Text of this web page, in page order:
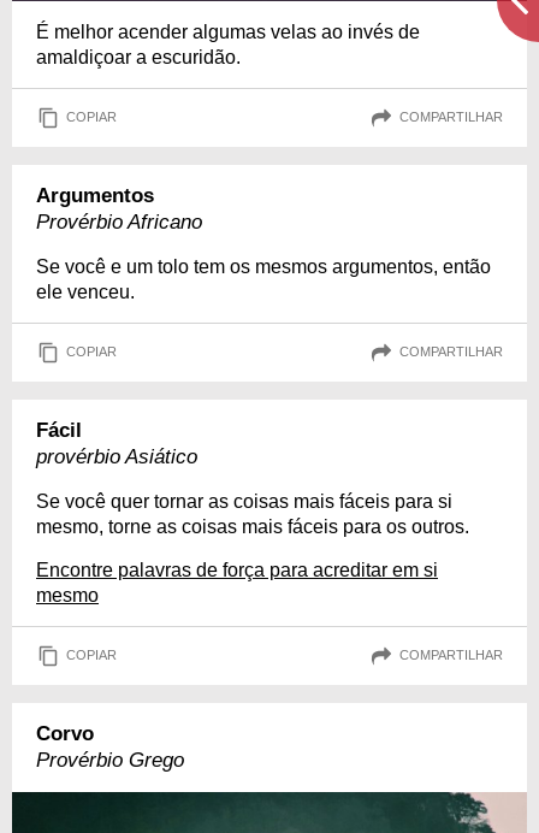
É melhor acender algumas velas ao invés de
amaldiçoar a escuridão.
COPIAR COMPARTILHAR
Argumentos
Provérbio Africano
Se você e um tolo tem os mesmos argumentos, então
ele venceu.
COPIAR COMPARTILHAR
Fácil
provérbio Asiático
Se você quer tornar as coisas mais fáceis para si
mesmo, torne as coisas mais fáceis para os outros.
Encontre palavras de força para acreditar em si
mesmo
COPIAR COMPARTILHAR
Corvo
Provérbio Grego